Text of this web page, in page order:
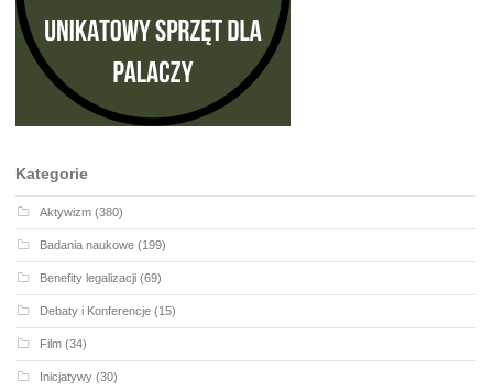
Kategorie
Aktywizm (380)
Badania naukowe (199)
Benefity legalizacji (69)
Debaty i Konferencje (15)
Film (34)
Inicjatywy (30)